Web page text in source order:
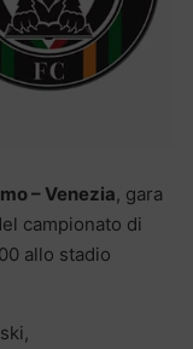
– Venezia, gara
campionato di
allo stadio